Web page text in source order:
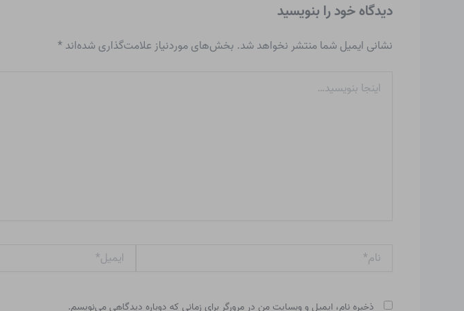
دیدگاه‌ خود را بنویسید
نشانی ایمیل شما منتشر نخواهد شد. بخش‌های موردنیاز علامت‌گذاری شده‌اند*
بنویسید…
ایمیل*
ذخیره نام، ایمیل و وبسایت من در مرورگر برای زمانی که دوباره دیدگاهی می‌نویسم.